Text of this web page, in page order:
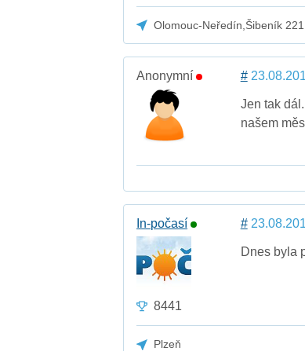
Olomouc-Neředín,Šibeník 221
Anonymní #
Jen tak
našem
In-počasí
8441
#
Dnes byla
Plzeň